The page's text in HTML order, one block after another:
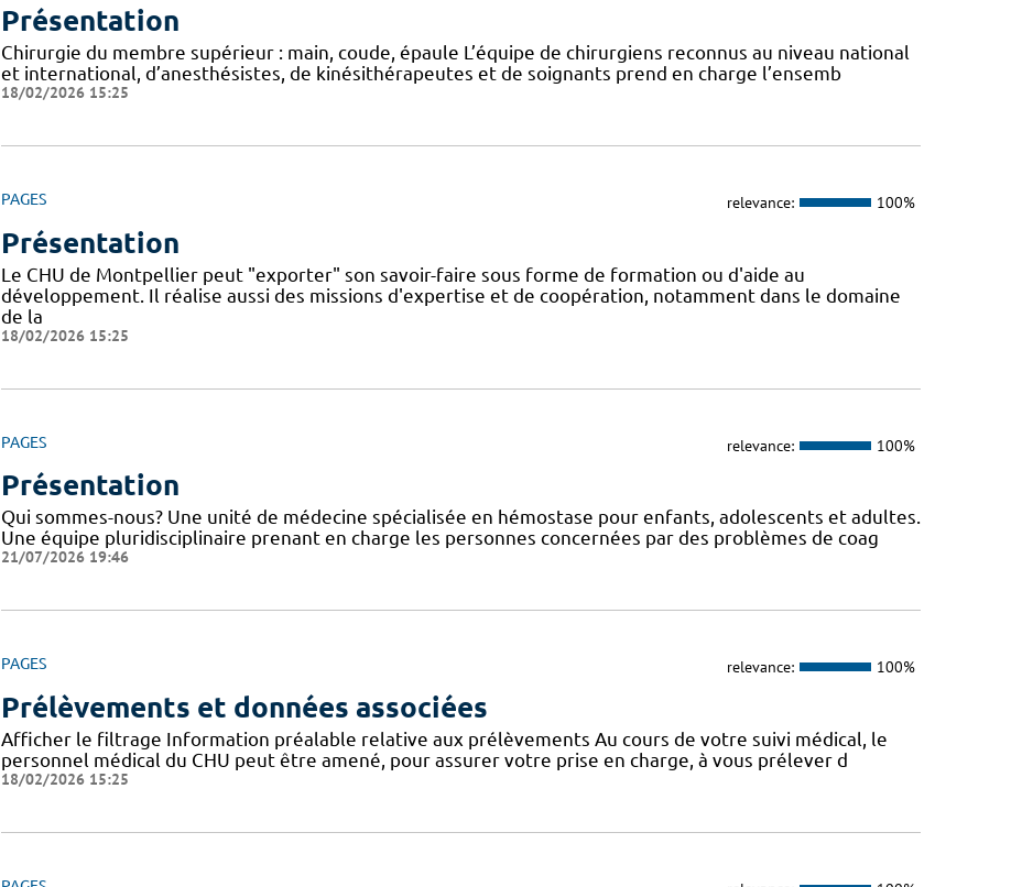
Présentation
Chirurgie du membre supérieur : main, coude, épaule L’équipe de chirurgiens reconnus au niveau national
et international, d’anesthésistes, de kinésithérapeutes et de soignants prend en charge l’ensemb
18/02/2026 15:25
PAGES relevance: 100%
Présentation
Le CHU de Montpellier peut "exporter" son savoir-faire sous forme de formation ou d'aide au
développement. Il réalise aussi des missions d'expertise et de coopération, notamment dans le domaine
de la
18/02/2026 15:25
PAGES relevance: 100%
Présentation
Qui sommes-nous? Une unité de médecine spécialisée en hémostase pour enfants, adolescents et adultes.
Une équipe pluridisciplinaire prenant en charge les personnes concernées par des problèmes de coag
21/07/2026 19:46
PAGES relevance: 100%
Prélèvements et données associées
Afficher le filtrage Information préalable relative aux prélèvements Au cours de votre suivi médical, le
personnel médical du CHU peut être amené, pour assurer votre prise en charge, à vous prélever d
18/02/2026 15:25